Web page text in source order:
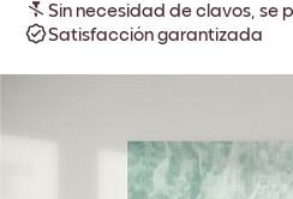
Sin necesidad de clavos, se
Satisfacción garantizada